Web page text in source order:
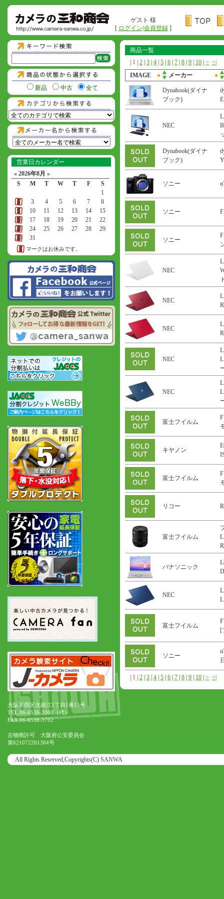
ゲスト 様
[ ログイン/会員登録]
新品 中古 全て
営業日カレンダー
« 2026年8月 »
S
M T W T F
S
1
2
3 4 5 6 7
8
9
10 11 12 13 14
15
16
17 18 19 20 21
22
23
24 25 26 27 28
29
30
31
マークはお休みです。
商品一覧
1 2 3 4 5 6 7 8 9 10 > >|
IMAGE
● メーカー ●
Dynabook(ダイナ
ブック)
NEC
Dynabook(ダイナ
ブック)
ソニー
ソニー
ソニー
NEC
NEC
NEC
NEC
NEC
富士フイルム
キヤノン
富士フイルム
リコー
富士フイルム
R
パナソニック
NEC
富士フイルム
[
ソニー
1 2 3 4 5 6 7 8 9 10 > >|
大阪市西区北堀江1丁目1番15号
TEL.06-6536-2000（代）
FAX.06-6538-3792
古物商許可 大阪府公安委員会
第621072201384号
All Rights Reserved,Copyrights(C) SANWA